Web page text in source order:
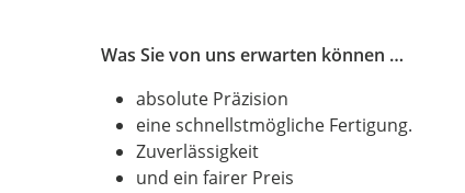
Was Sie von uns erwarten können …
absolute Präzision
eine schnellstmögliche Fertigung.
Zuverlässigkeit
und ein fairer Preis